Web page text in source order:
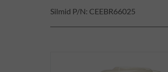
Silmid P/N: CEEBR66025